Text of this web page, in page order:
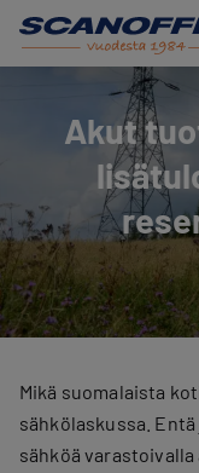
Akut
Mikä suomalaista
sähkölaskussa.
sähköä